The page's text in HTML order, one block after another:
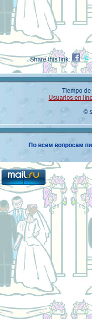
Share this link:
Tiempo
Usuarios en
©
По всем вопросам